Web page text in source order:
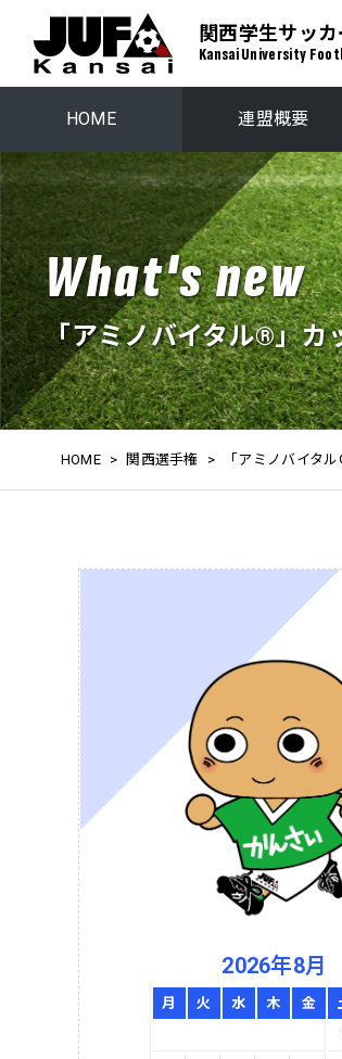
関西学生サッ
Kansai University
HOME 連盟概要
関西学生リーグ
関西ステップアップリーグ
What's new
「アミノバイタル®」カ
HOME > 関西選手権 > 「アミノバイタ
2026年8月
月 火 水 木 金